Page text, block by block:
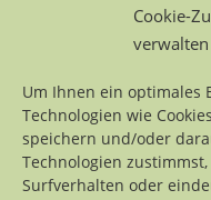
Cookie-
verwalten
Um Ihnen ein optimales
Technologien wie
speichern und/oder
Technologien
Surfverhalten oder
Auffangstationen
Kontakt
Impressum
Datenschutzerklärung